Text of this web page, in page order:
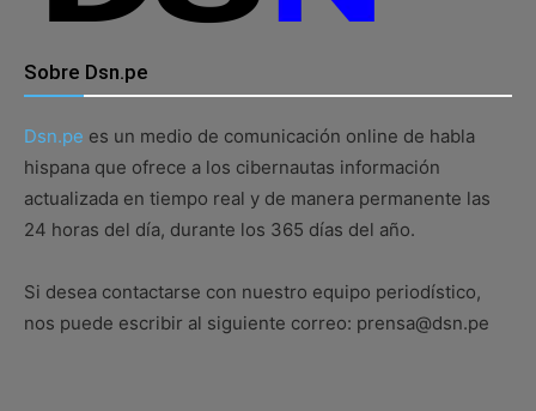
Sobre Dsn.pe
Dsn.pe es un medio de comunicación online de habla
hispana que ofrece a los cibernautas información
actualizada en tiempo real y de manera permanente las
24 horas del día, durante los 365 días del año.
Si desea contactarse con nuestro equipo periodístico,
nos puede escribir al siguiente correo: prensa@dsn.pe